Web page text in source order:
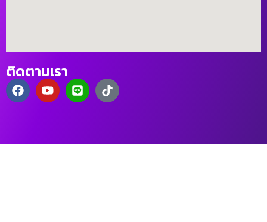
ติดตามเรา